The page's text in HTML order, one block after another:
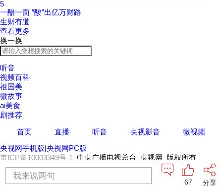
5
一醋一面 “酸”出亿万财路
生财有道
查看更多
换一换
听音
视频百科
祖国美
微故事
ai美食
剧推荐
首页
直播 听音 央视影音
微视频
央视网手机版|央视网PC版
京ICP备10003349号-1
中央广播电视总台 央视网 版权所有
我来说两句
分享
67